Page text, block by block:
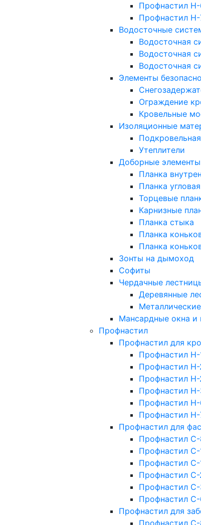
Профнастил
Профнастил Н-
Водосточные
Водосточная
Водосточная
Водосточная
Элементы
Ограждение
Кровельные
Изоляционные
Утеплители
Доборные
Планка
Планка
Торцевые
Карнизные
Планка стыка
Планка
Планка
Зонты на дымоход
Софиты
Чердачные
Деревянные
Мансардные окна
Профнастил
Профнастил для
Профнастил Н-
Профнастил Н-
Профнастил Н-
Профнастил
Профнастил
Профнастил Н-
Профнастил для
Профнастил
Профнастил С-
Профнастил С-
Профнастил С-
Профнастил
Профнастил
Профнастил для
Профнастил